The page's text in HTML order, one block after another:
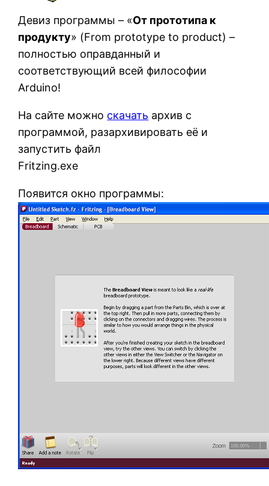
Девиз программы – «От прототипа к
продукту» (From prototype to product) –
полностью оправданный и
соответствующий всей философии
Arduino!
На сайте можно скачать архив с
программой, разархивировать её и
запустить файл
Fritzing.exe
Появится окно программы: